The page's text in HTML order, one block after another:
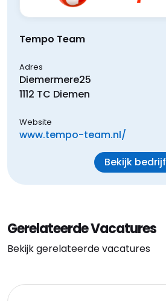
Tempo Team
Adres
Diemermere25
1112 TC Diemen
Website
www.tempo-team.nl/
Bekijk bedrijf
Gerelateerde Vacatures
Bekijk gerelateerde vacatures